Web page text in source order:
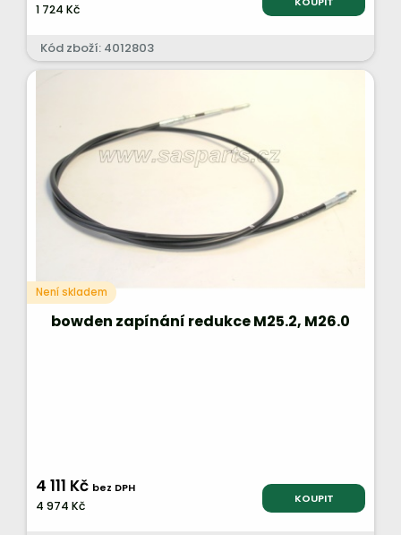
1 724 Kč
Kód zboží: 4012803
Není skladem
bowden zapínání redukce M25.2, M26.0
4 111 Kč bez DPH
4 974 Kč KOUPIT